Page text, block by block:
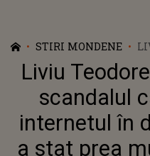
STIRI MONDENE
Liviu
scandalul
internetul în
a stat prea